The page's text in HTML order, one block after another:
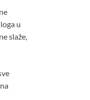
u
slaže,